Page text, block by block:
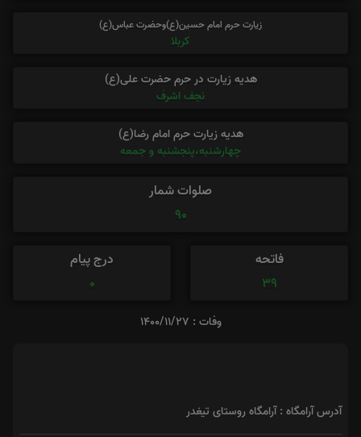
زیارت حرم امام حسین(ع)وحضرت عباس(ع)
کربلا
هدیه زیارت در حرم حضرت علی(ع)
نجف اشرف
هدیه زیارت حرم امام رضا(ع)
چهارشنبه،پنجشنبه و جمعه
صلوات شمار
90
فاتحه
39
درج پیام
0
وفات : 1400/11/27
آدرس آرامگاه : آرامگاه روستای تیغدر